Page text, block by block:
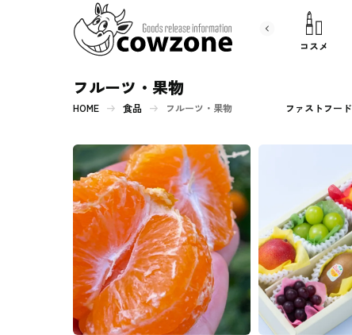
書 籍 文房具 コスメ
フルーツ・果物
HOME 食品 フルーツ・果物 ファストフード